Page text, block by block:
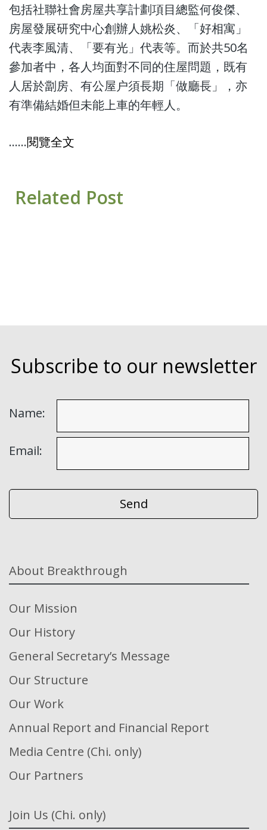
包括社聯社會房屋共享計劃項目總監何俊傑、
房屋發展研究中心創辦人姚松炎、「好相寓」
代表李風清、「要有光」代表等。而於共50名
參加者中，各人均面對不同的住屋問題，既有
人居於劏房、有公屋户須長期「做廳長」，亦
有準備結婚但未能上車的年輕人。
……閱覽全文
Related Post
Subscribe to our newsletter
Name:
Email:
About Breakthrough
Our Mission
Our History
General Secretary’s Message
Our Structure
Our Work
Annual Report and Financial Report
Media Centre (Chi. only)
Our Partners
Join Us (Chi. only)